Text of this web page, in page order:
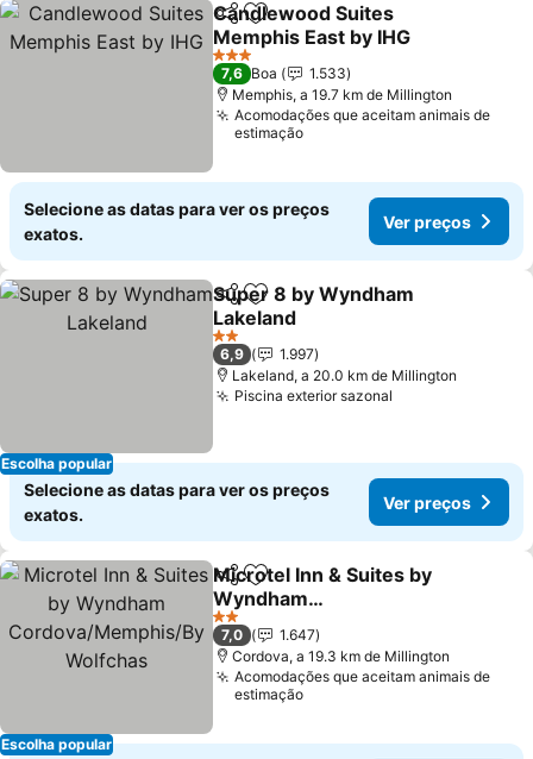
PartilharAdicionar aos favoritos
Candlewood Suites
Memphis East by IHG
3 Estrelas
7,6 Boa
1.533
Memphis, a 19.7 km de Millington
Acomodações que aceitam animais de
estimação
Selecione as datas para ver os preços
exatos.
Ver preços
Escolha popular
PartilharAdicionar aos favoritos
Super 8 by Wyndham
Lakeland
2 Estrelas
6,9
1.997
Lakeland, a 20.0 km de Millington
Piscina exterior sazonal
Selecione as datas para ver os preços
exatos.
Ver preços
Escolha popular
PartilharAdicionar aos favoritos
Microtel Inn & Suites by
Wyndham
Cordova/Memphis/By
Wolfchas
2 Estrelas
7,0
1.647
Cordova, a 19.3 km de Millington
Acomodações que aceitam animais de
estimação